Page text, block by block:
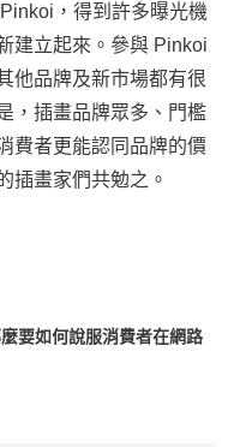
，得到許多曝光機
建立起來。參與 Pinkoi
他品牌及新市場都有很
，插畫品牌眾多、門檻
費者更能認同品牌的價
插畫家們共勉之。
要如何說服消費者在網路